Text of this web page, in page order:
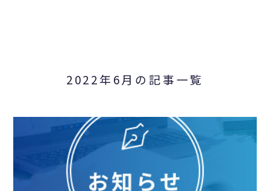
2022年6月の記事一覧